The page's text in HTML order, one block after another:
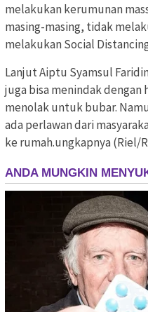
melakukan kerumunan
masing-masing, tidak
melakukan Social
Lanjut Aiptu Syamsul
juga bisa menindak dengan
menolak untuk bubar.
ada perlawan dari
ke rumah.ungkapnya (Riel/